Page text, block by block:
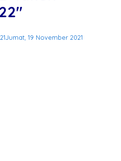
Jumat, 19 November 2021